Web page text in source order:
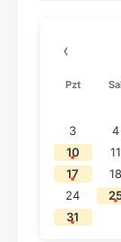
‹
Pzt Sal
3
4
10
11
17
18
24
31